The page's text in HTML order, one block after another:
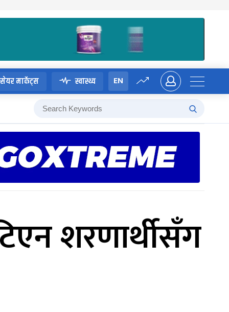
सेयर मार्केट्स स्वास्थ्य EN
शरणार्थीसँग